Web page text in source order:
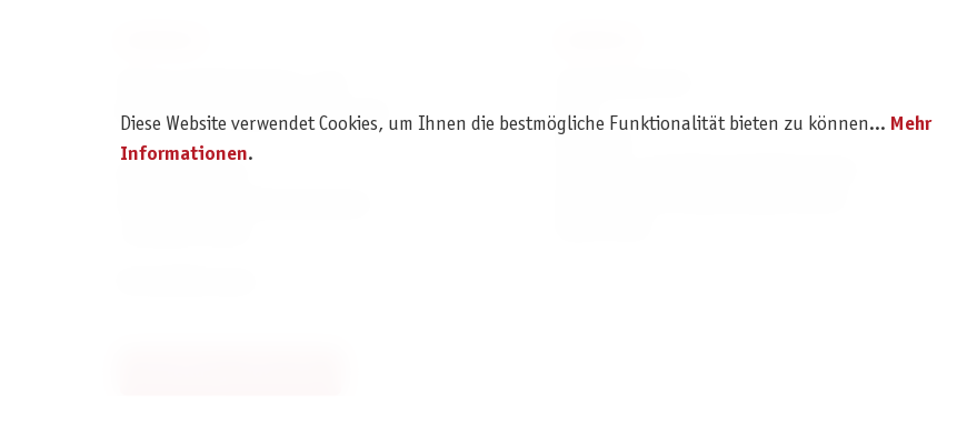
Medienvertriebsgesellschaft mbH
AGB
Diese Website verwendet Cookies, um Ihnen die bestmögliche Funktionalität bieten zu können... Mehr
Informationen.